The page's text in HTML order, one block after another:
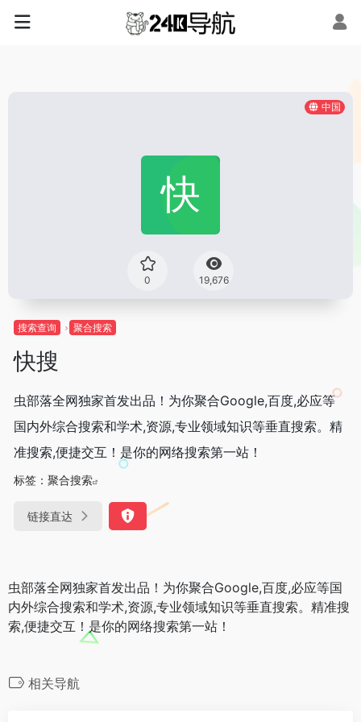
中国
0 19,676
搜索查询 聚合搜索
快搜
虫部落全网独家首发出品！为你聚合Google,百度,必应等
国内外综合搜索和学术,资源,专业领域知识等垂直搜索。精
准搜索,便捷交互！是你的网络搜索第一站！
标签： 聚合搜索
链接直达
虫部落全网独家首发出品！为你聚合Google,百度,必应等国
内外综合搜索和学术,资源,专业领域知识等垂直搜索。精准搜
索,便捷交互！是你的网络搜索第一站！
相关导航